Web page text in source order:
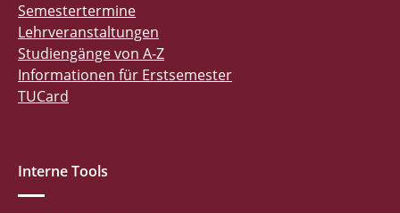
Semestertermine
Lehrveranstaltungen
Studiengänge von A-Z
Informationen für Erstsemester
TUCard
Interne Tools